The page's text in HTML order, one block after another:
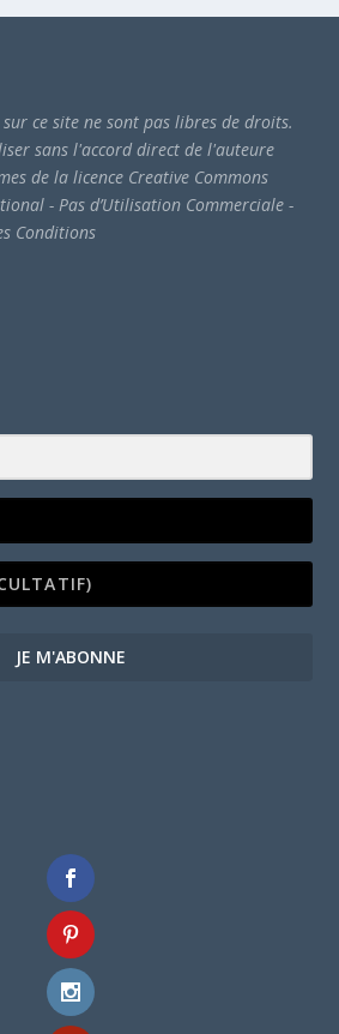
ce site ne sont pas libres de droits.
sans l'accord direct de l'auteure
de la licence Creative Commons
- Pas d’Utilisation Commerciale -
Conditions
JE M'ABONNE